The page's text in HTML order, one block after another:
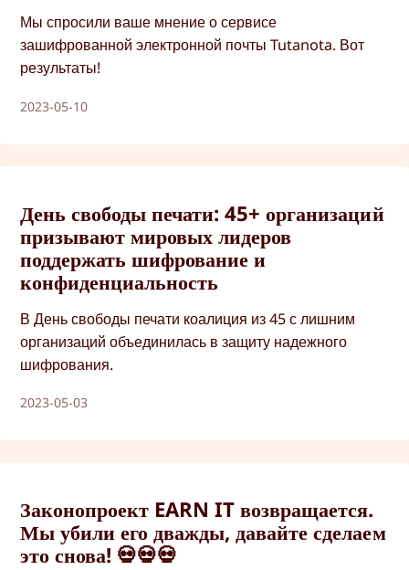
Мы спросили ваше мнение о сервисе
зашифрованной электронной почты Tutanota. Вот
результаты!
2023-05-10
День свободы печати: 45+ организаций
призывают мировых лидеров
поддержать шифрование и
конфиденциальность
В День свободы печати коалиция из 45 с лишним
организаций объединилась в защиту надежного
шифрования.
2023-05-03
Законопроект EARN IT возвращается.
Мы убили его дважды, давайте сделаем
это снова! 💀💀💀